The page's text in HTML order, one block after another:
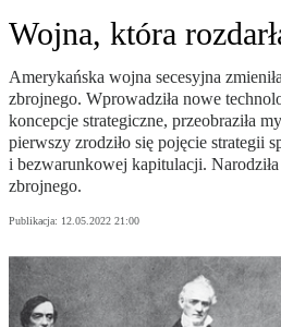
Wojna, która
Amerykańska wojna secesyjna
zbrojnego. Wprowadziła nowe
koncepcje strategiczne, przeobraziła
pierwszy zrodziło się pojęcie strategii
i bezwarunkowej kapitulacji.
zbrojnego.
Publikacja: 12.05.2022 21:00